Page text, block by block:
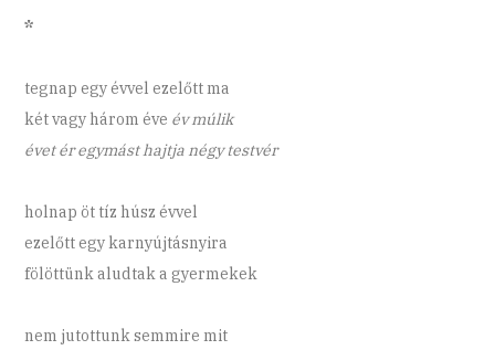
*
tegnap egy évvel ezelőtt ma
két vagy három éve év múlik
évet ér egymást hajtja négy testvér
holnap öt tíz húsz évvel
ezelőtt egy karnyújtásnyira
fölöttünk aludtak a gyermekek
nem jutottunk semmire mit